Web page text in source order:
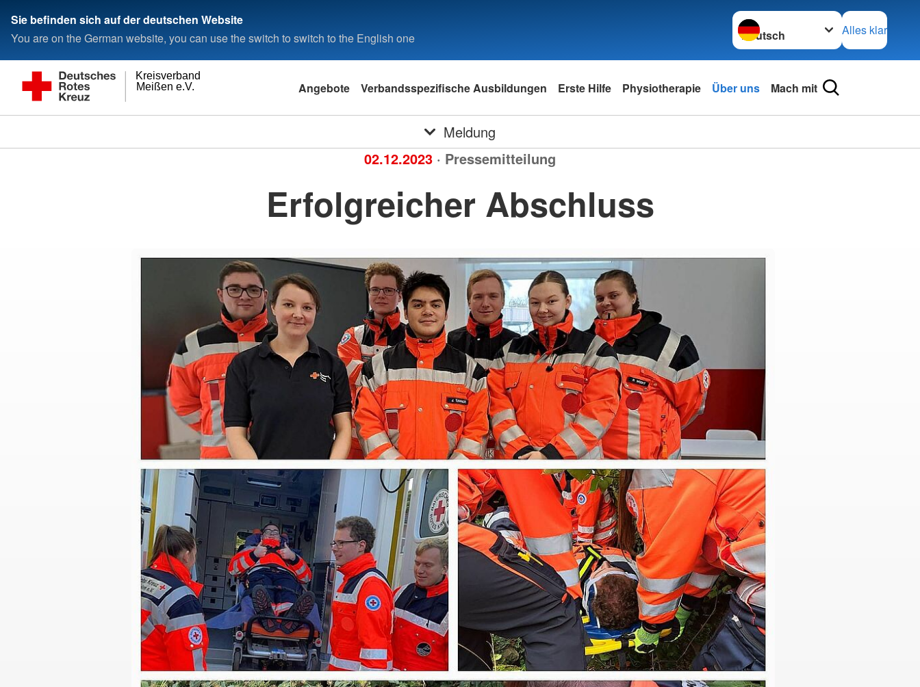
Sie befinden sich auf der deutschen Website
You are on the German website, you can use the switch to switch to the English one
Sprache wechseln zu
Alles klar
Meißen e.V.
Kreisverband
Angebote Verbandsspezifische Ausbildungen Erste Hilfe Physiotherapie Über uns Mach mit
Meldung
02.12.2023 · Pressemitteilung
Erfolgreicher Abschluss